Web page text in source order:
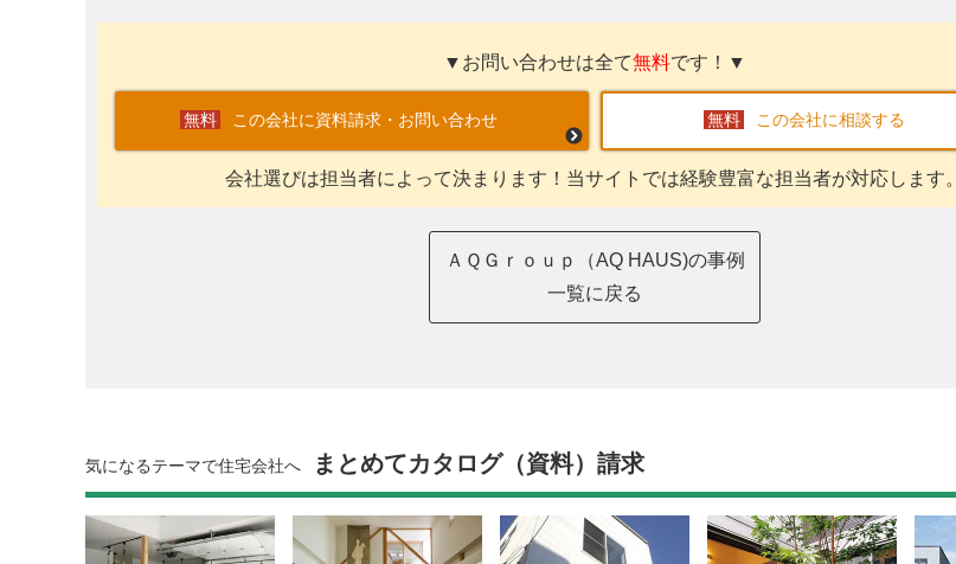
▼お問い合わせは全て無料です！▼
この会社に資料請求・お問い合わせ この会社に相談する
会社選びは担当者によって決まります！当サイトでは経験豊富な担当者が対応します。
ＡＱＧｒｏｕｐ（AQ HAUS)の事例
一覧に戻る
気になるテーマで住宅会社へ まとめてカタログ（資料）請求